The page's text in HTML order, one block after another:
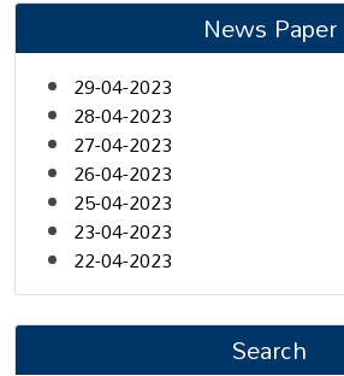
News Paper
29-04-2023
28-04-2023
27-04-2023
26-04-2023
25-04-2023
23-04-2023
22-04-2023
Search